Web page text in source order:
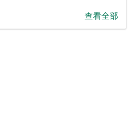
查看全部